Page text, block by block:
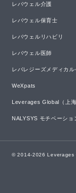
レバウェル介護
レバウェル保育士
レバウェルリハビリ
レバウェル医師
レバレジーズメディカル
WeXpats
Leverages Global（上海
NALYSYS モチベーショ
© 2014-2026 Leverages